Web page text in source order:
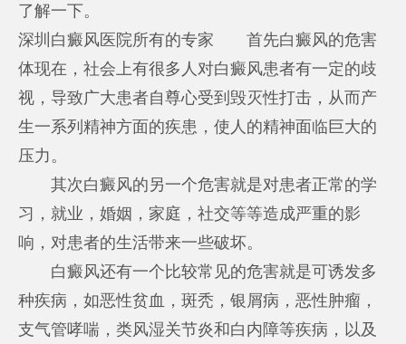
了解一下。
深圳白癜风医院所有的专家 首先白癜风的危害
体现在，社会上有很多人对白癜风患者有一定的歧
视，导致广大患者自尊心受到毁灭性打击，从而产
生一系列精神方面的疾患，使人的精神面临巨大的
压力。
其次白癜风的另一个危害就是对患者正常的学
习，就业，婚姻，家庭，社交等等造成严重的影
响，对患者的生活带来一些破坏。
白癜风还有一个比较常见的危害就是可诱发多
种疾病，如恶性贫血，斑秃，银屑病，恶性肿瘤，
支气管哮喘，类风湿关节炎和白内障等疾病，以及